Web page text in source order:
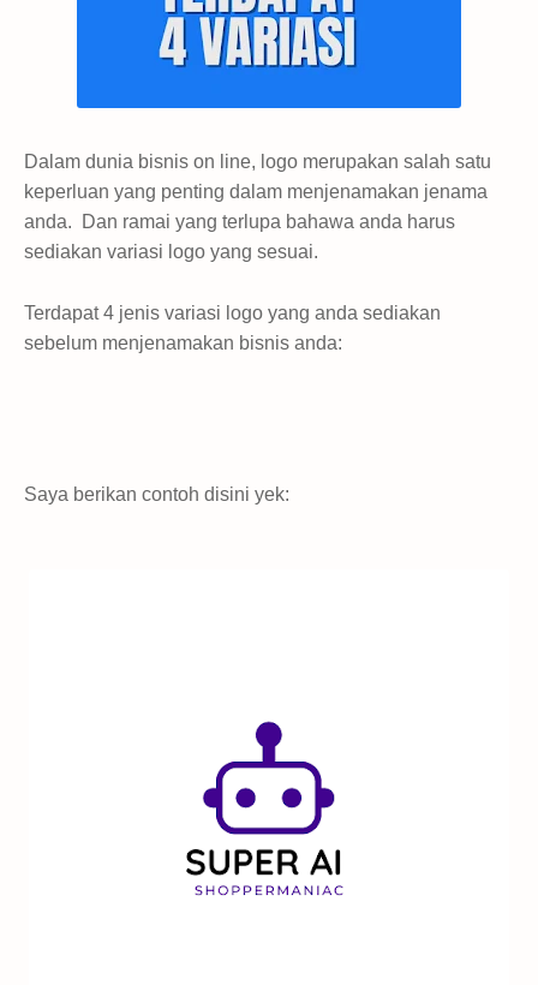
Dalam dunia bisnis on line, logo merupakan salah satu
keperluan yang penting dalam menjenamakan jenama
anda. Dan ramai yang terlupa bahawa anda harus
sediakan variasi logo yang sesuai.
Terdapat 4 jenis variasi logo yang anda sediakan
sebelum menjenamakan bisnis anda:
Saya berikan contoh disini yek: